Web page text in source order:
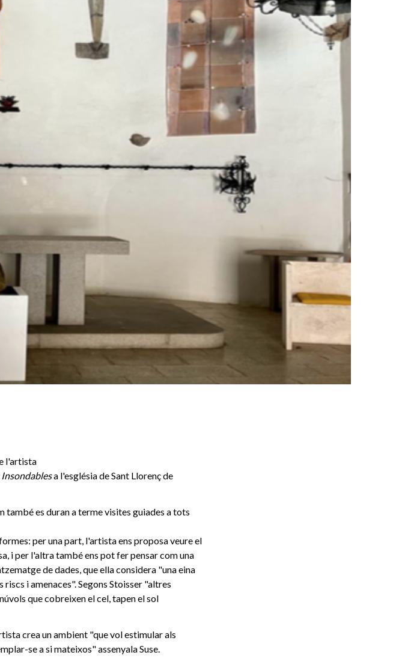
l'artista
a l'església de Sant Llorenç de
es duran a terme visites guiades a tots
per una part, l'artista ens proposa veure el
i per l'altra també ens pot fer pensar com una
de dades, que ella considera "una eina
i amenaces". Segons Stoisser "altres
que cobreixen el cel, tapen el sol
crea un ambient "que vol estimular als
se a si mateixos" assenyala Suse.